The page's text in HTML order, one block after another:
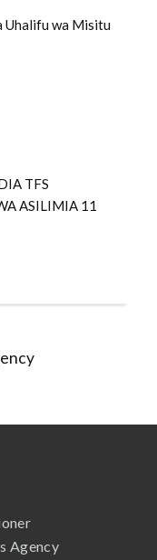
Uhalifu wa Misitu
TFS
ASILIMIA 11
Agency